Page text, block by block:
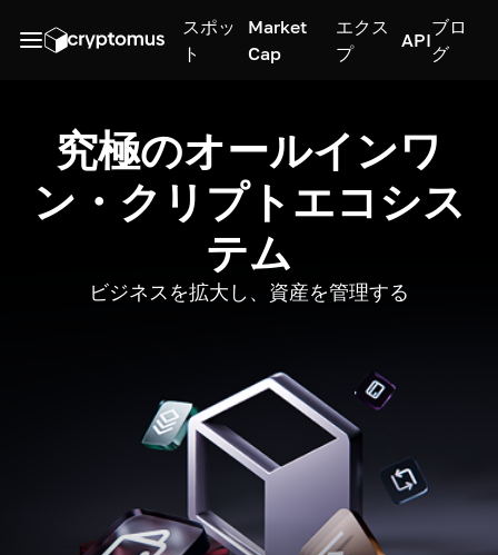
スポッ
ト
Market
Cap
エクス
プ
API
ブロ
グ
究極のオールインワ
ン・クリプトエコシス
テム
ビジネスを拡大し、資産を管理する